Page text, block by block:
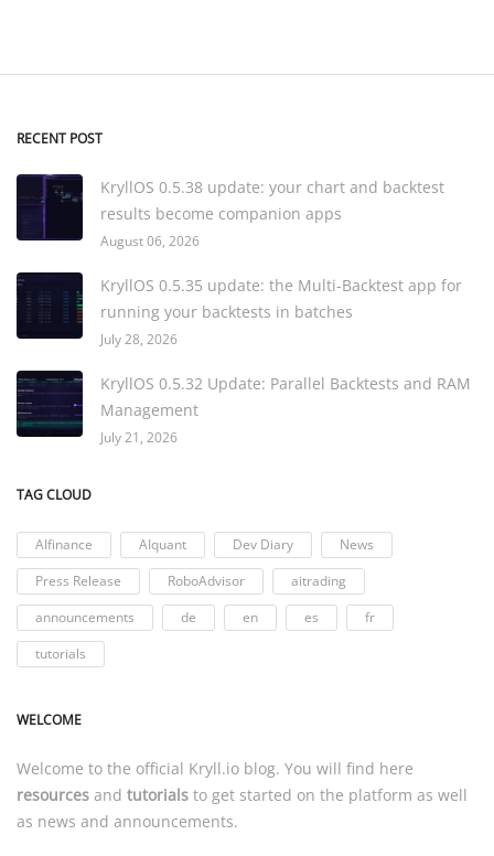
RECENT POST
KryllOS 0.5.38 update: your chart and backtest
results become companion apps
August 06, 2026
KryllOS 0.5.35 update: the Multi-Backtest app for
running your backtests in batches
July 28, 2026
KryllOS 0.5.32 Update: Parallel Backtests and RAM
Management
July 21, 2026
TAG CLOUD
AIfinance AIquant Dev Diary
News
Press Release
RoboAdvisor
aitrading
announcements
de en es
fr
tutorials
WELCOME
Welcome to the official Kryll.io blog. You will find here
resources and tutorials to get started on the platform as well
as news and announcements.